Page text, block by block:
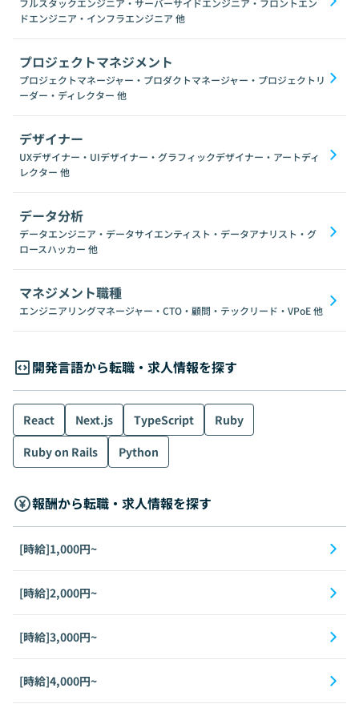
フルスタックエンジニア・サーバーサイドエンジニア・フロントエン
ドエンジニア・インフラエンジニア 他
プロジェクトマネジメント
プロジェクトマネージャー・プロダクトマネージャー・プロジェクトリ
ーダー・ディレクター 他
デザイナー
UXデザイナー・UIデザイナー・グラフィックデザイナー・アートディ
レクター 他
データ分析
データエンジニア・データサイエンティスト・データアナリスト・グ
ロースハッカー 他
マネジメント職種
エンジニアリングマネージャー・CTO・顧問・テックリード・VPoE他
開発言語から転職・求人情報を探す
React Next.js TypeScript
Ruby
Ruby on Rails
Python
報酬から転職・求人情報を探す
[時給]1,000円~
[時給]2,000円~
[時給]3,000円~
[時給]4,000円~